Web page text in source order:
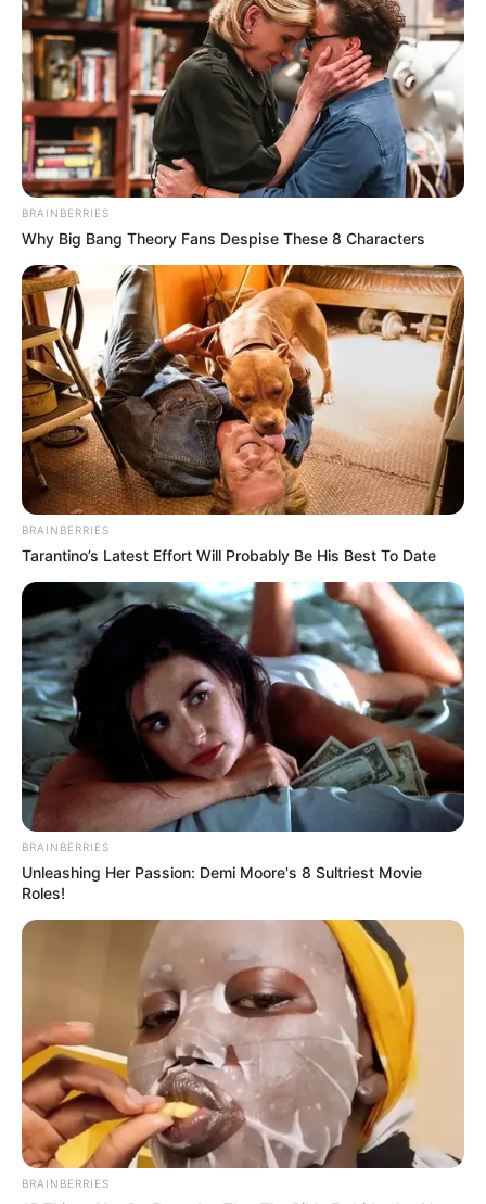
BRAINBERRIES
Why Big Bang Theory Fans Despise These 8 Characters
BRAINBERRIES
Tarantino’s Latest Effort Will Probably Be His Best To Date
BRAINBERRIES
Unleashing Her Passion: Demi Moore's 8 Sultriest Movie
Roles!
BRAINBERRIES